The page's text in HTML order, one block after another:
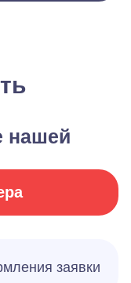
нашей
заявки